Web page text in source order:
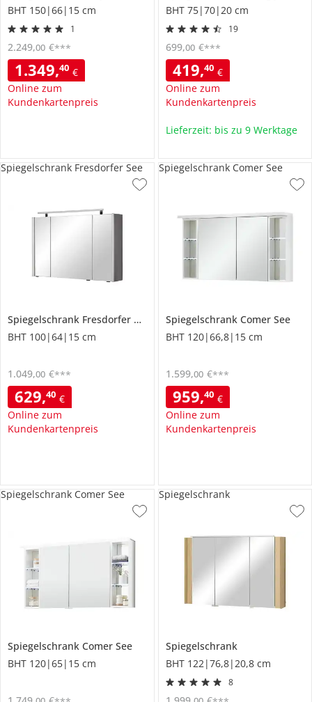
BHT 150|66|15 cm
1
1.349,40 €
Online zum
Kundenkartenpreis
2.249,00 €***
BHT 75|70|20 cm
19
419,40 €
Online zum
Kundenkartenpreis
699,00 €***
Lieferzeit: bis zu 9 Werktage
Spiegelschrank Fresdorfer See
BHT 100|64|15 cm
629,40 €
Online zum
Kundenkartenpreis
1.049,00 €***
Spiegelschrank Fresdorfer See
Spiegelschrank Comer See
BHT 120|66,8|15 cm
959,40 €
Online zum
Kundenkartenpreis
1.599,00 €***
Spiegelschrank Comer See
Spiegelschrank Comer See
BHT 120|65|15 cm
Spiegelschrank Comer See
Spiegelschrank
BHT 122|76,8|20,8 cm
8
Spiegelschrank